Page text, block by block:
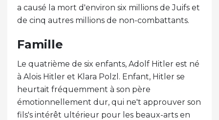
a causé la mort d'environ six millions de Juifs et
de cinq autres millions de non-combattants.
Famille
Le quatrième de six enfants, Adolf Hitler est né
à Alois Hitler et Klara Polzl. Enfant, Hitler se
heurtait fréquemment à son père
émotionnellement dur, qui ne't approuver son
fils's intérêt ultérieur pour les beaux-arts en